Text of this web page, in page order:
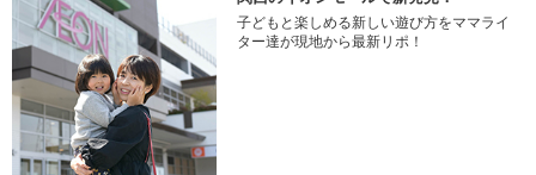
子どもと楽しめる新しい遊び方をママライ
ター達が現地から最新リポ！